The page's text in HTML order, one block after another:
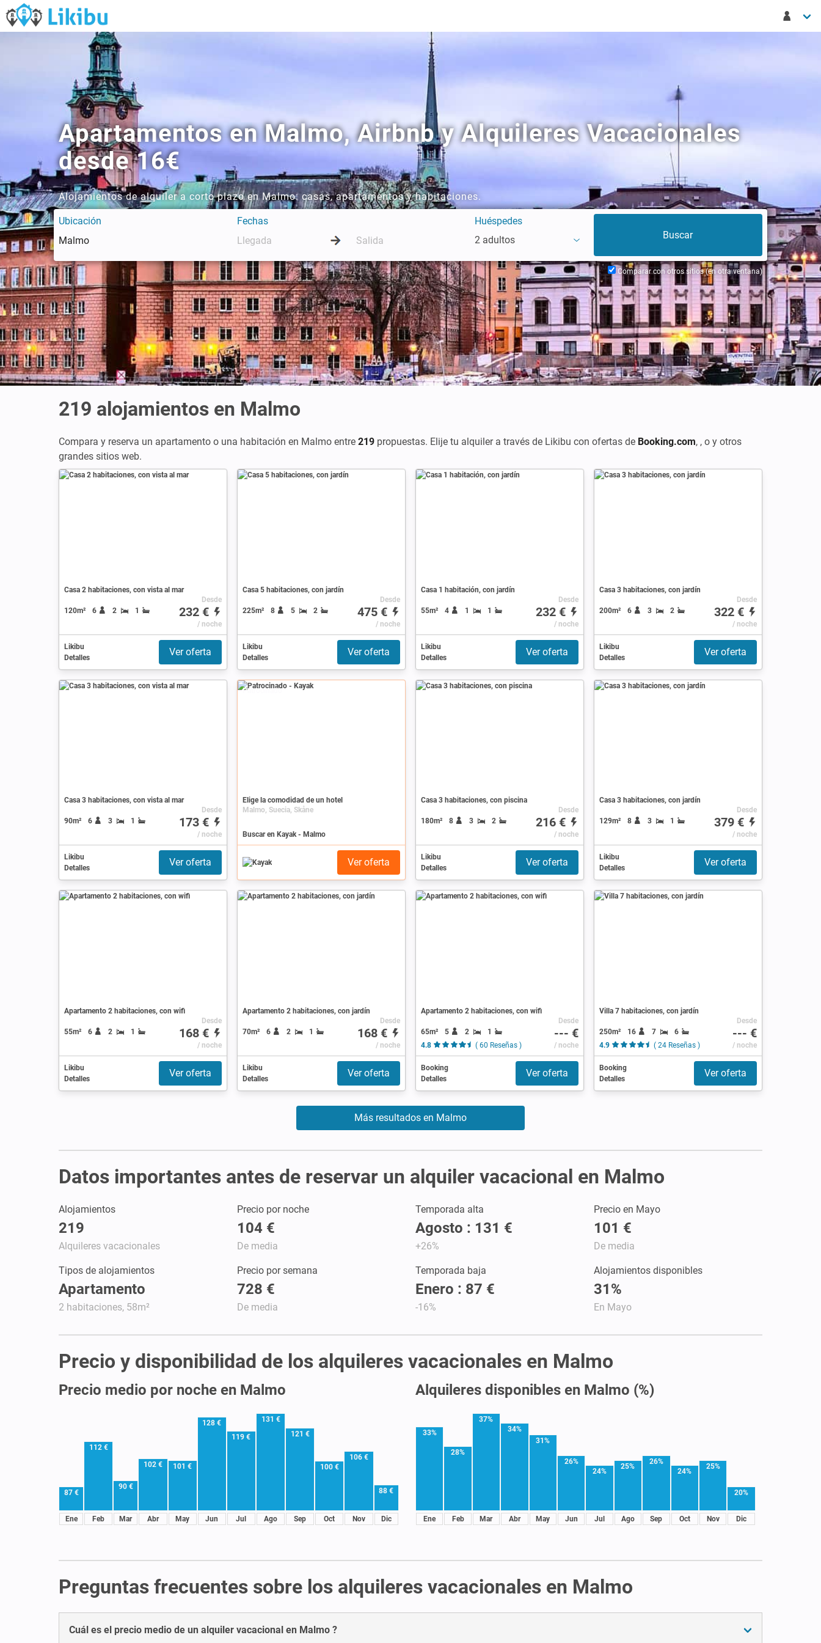
Apartamentos en Malmo, Airbnb y Alquileres Vacacionales
desde 16€
Alojamientos de alquiler a corto plazo en Malmo: casas, apartamentos y habitaciones.
Ubicación Fechas
Huéspedes
2 adultos
Comparar con otros sitios (en otra ventana)
Créditos: Thomas Fabian
219 alojamientos en Malmo
Compara y reserva un apartamento o una habitación en Malmo entre 219 propuestas. Elije tu alquiler a través de Likibu con ofertas de Booking.com, , o y otros
grandes sitios web.
Casa 2 habitaciones, con vista al mar
120m² 6 2 1
Desde
232 €
/ noche
Likibu
Detalles
Ver oferta
Casa 5 habitaciones, con jardín
225m² 8 5 2
Desde
475 €
/ noche
Likibu
Detalles
Ver oferta
Casa 1 habitación, con jardín
55m² 4 1 1
Desde
232 €
/ noche
Likibu
Detalles
Ver oferta
Casa 3 habitaciones, con jardín
200m² 6 3 2
Desde
322 €
/ noche
Likibu
Detalles
Ver oferta
Casa 3 habitaciones, con vista al mar
90m² 6 3 1
Desde
173 €
/ noche
Likibu
Detalles
Ver oferta
Patrocinado
Elige la comodidad de un hotel
Malmo, Suecia, Skåne
Buscar en Kayak - Malmo
Ver oferta
Casa 3 habitaciones, con piscina
180m² 8 3 2
Desde
216 €
/ noche
Likibu
Detalles
Ver oferta
Casa 3 habitaciones, con jardín
129m² 8 3 1
Desde
379 €
/ noche
Likibu
Detalles
Ver oferta
Apartamento 2 habitaciones, con wifi
55m² 6 2 1
Desde
168 €
/ noche
Likibu
Detalles
Ver oferta
Apartamento 2 habitaciones, con jardín
70m² 6 2 1
Desde
168 €
/ noche
Likibu
Detalles
Ver oferta
Apartamento 2 habitaciones, con wifi
65m² 5 2
1
4.8
( 60 Reseñas )
Desde
--- €
/ noche
Booking
Detalles
Ver oferta
Villa 7 habitaciones, con jardín
250m² 16 7
6
4.9
( 24 Reseñas )
Desde
--- €
/ noche
Booking
Detalles
Ver oferta
Más resultados en Malmo
Datos importantes antes de reservar un alquiler vacacional en Malmo
Alojamientos
219
Alquileres vacacionales
Precio por noche
104 €
De media
Temporada alta
Agosto : 131 €
+26%
Precio en Mayo
101 €
De media
Tipos de alojamientos
Apartamento
2 habitaciones, 58m²
Precio por semana
728 €
De media
Temporada baja
Enero : 87 €
-16%
Alojamientos disponibles
31%
En Mayo
Precio y disponibilidad de los alquileres vacacionales en Malmo
Precio medio por noche en Malmo
87 €
Ene
112 €
Feb
90 €
Mar
102 €
Abr
101 €
May
128 €
Jun
119 €
Jul
131 €
Ago
121 €
Sep
100 €
Oct
106 €
Nov
88 €
Dic
Alquileres disponibles en Malmo (%)
33%
Ene
28%
Feb
37%
Mar
34%
Abr
31%
May
26%
Jun
24%
Jul
25%
Ago
26%
Sep
24%
Oct
25%
Nov
20%
Dic
Preguntas frecuentes sobre los alquileres vacacionales en Malmo
Cuál es el precio medio de un alquiler vacacional en Malmo ?